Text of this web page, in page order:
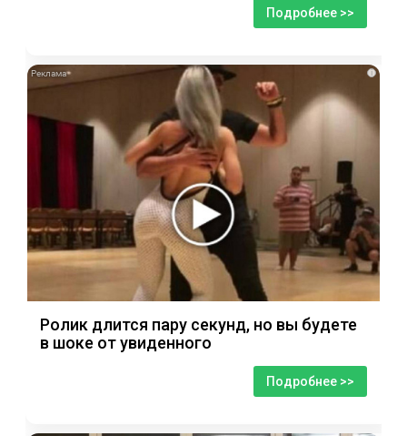
Подробнее >>
i
Ролик длится пару секунд, но вы будете
в шоке от увиденного
Подробнее >>